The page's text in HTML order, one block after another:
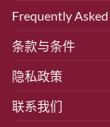
Frequently
条款与条件
隐私政策
联系我们